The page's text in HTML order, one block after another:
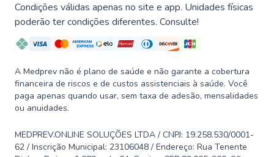
Condições válidas apenas no site e app. Unidades físicas
poderão ter condições diferentes. Consulte!
A Medprev não é plano de saúde e não garante a cobertura
financeira de riscos e de custos assistenciais à saúde. Você
paga apenas quando usar, sem taxa de adesão, mensalidades
ou anuidades.
MEDPREV.ONLINE SOLUÇÕES LTDA / CNPJ: 19.258.530/0001-
62 / Inscrição Municipal: 23106048 / Endereço: Rua Tenente